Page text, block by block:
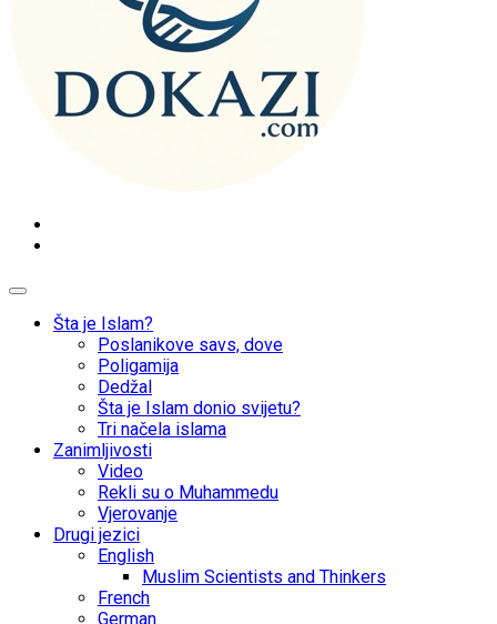
dokazi.com
Mudžize Kur`an-a časnog – Naučni dokazi Kur`an-a
Šta je Islam?
Poslanikove savs, dove
Poligamija
Dedžal
Šta je Islam donio svijetu?
Tri načela islama
Zanimljivosti
Video
Rekli su o Muhammedu
Vjerovanje
Drugi jezici
English
Muslim Scientists and Thinkers
French
German